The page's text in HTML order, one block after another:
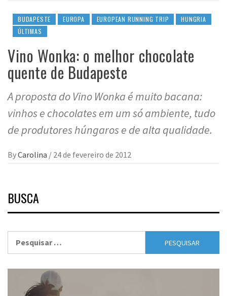
BUDAPESTE EUROPA EUROPEAN RUNNING TRIP
HUNGRIA
ÚLTIMAS
Vino Wonka: o melhor chocolate
quente de Budapeste
A proposta do Vino Wonka é muito bacana:
vinhos e chocolates em um só ambiente, tudo
de produtores húngaros e de alta qualidade.
ByCarolina / 24 de fevereiro de 2012
BUSCA